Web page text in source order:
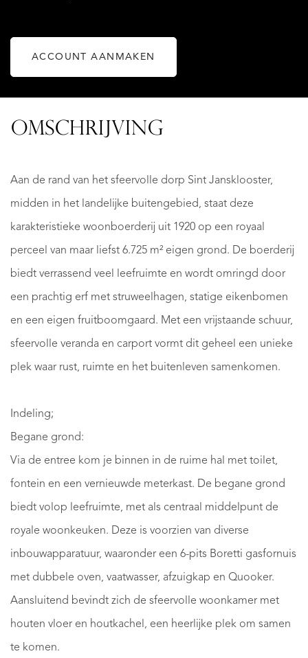
ACCOUNT AANMAKEN
OMSCHRIJVING
Aan de rand van het sfeervolle dorp Sint Jansklooster,
midden in het landelijke buitengebied, staat deze
karakteristieke woonboerderij uit 1920 op een royaal
perceel van maar liefst 6.725 m² eigen grond. De boerderij
biedt verrassend veel leefruimte en wordt omringd door
een prachtig erf met struweelhagen, statige eikenbomen
en een eigen fruitboomgaard. Met een vrijstaande schuur,
sfeervolle veranda en carport vormt dit geheel een unieke
plek waar rust, ruimte en het buitenleven samenkomen.
Indeling;
Begane grond:
Via de entree kom je binnen in de ruime hal met toilet,
fontein en een vernieuwde meterkast. De begane grond
biedt volop leefruimte, met als centraal middelpunt de
royale woonkeuken. Deze is voorzien van diverse
inbouwapparatuur, waaronder een 6-pits Boretti gasfornuis
met dubbele oven, vaatwasser, afzuigkap en Quooker.
Aansluitend bevindt zich de sfeervolle woonkamer met
houten vloer en houtkachel, een heerlijke plek om samen
te komen.